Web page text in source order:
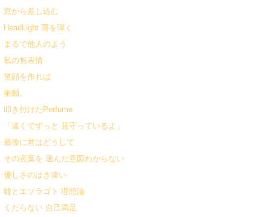
窓から差し込む
HeadLight 雨を弾く
まるで他人のよう
私の無表情
笑顔を作れば
衝動。
叩き付けたPerfume
「遠くでずっと 見守っているよ」
最後に君はどうして
その言葉を 選んだ意図わからない
優しさのはき違い
嘘とエソラゴト 理想論
くだらない 自己満足